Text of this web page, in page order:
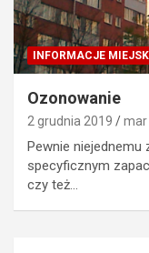
INFORMACJE
Ozonowanie
2 grudnia 2019 mar
Pewnie niejednemu
specyficznym
czy też…